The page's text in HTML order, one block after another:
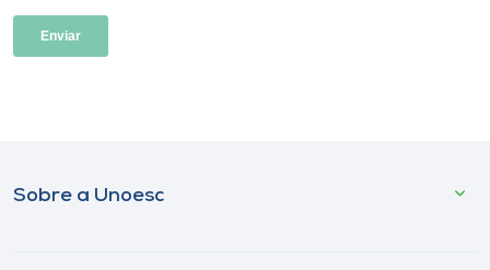
Sobre a Unoesc